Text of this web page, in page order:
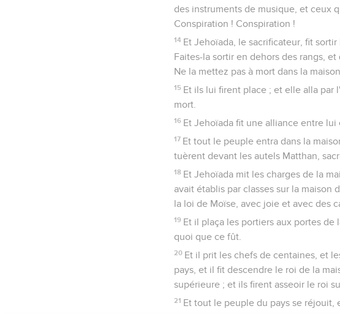
des instruments de musique, et ceux
Conspiration ! Conspiration !
14 Et Jehoïada, le sacrificateur, fit
Faites-la sortir en dehors des rangs,
Ne la mettez pas à mort dans la
15 Et ils lui firent place ; et elle alla par
mort.
16 Et Jehoïada fit une alliance entre
17 Et tout le peuple entra dans la
tuèrent devant les autels Matthan,
18 Et Jehoïada mit les charges de la
avait établis par classes sur la
la loi de Moïse, avec joie et avec des
19 Et il plaça les portiers aux portes
quoi que ce fût.
20 Et il prit les chefs de centaines, et
pays, et il fit descendre le roi de la
supérieure ; et ils firent asseoir le roi
21 Et tout le peuple du pays se réjouit,